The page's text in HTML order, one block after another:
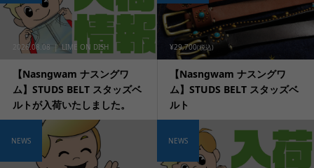
2026.08.08 LIME ON DISH
【Nasngwam ナスングワ
ム】STUDS BELT スタッズベ
ルトが入荷いたしました。
¥29,700(税込)
【Nasngwam ナスングワ
ム】STUDS BELT スタッズベ
ルト
NEWS NEWS